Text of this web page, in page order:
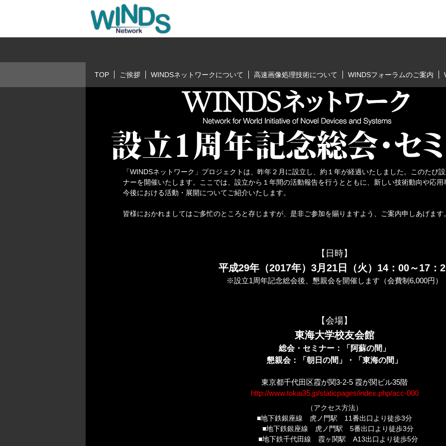
TOP ご挨拶 WINDSネットワークについて 高速画像処理技術について WINDSフォーラムのご案内
「WINDSネットワーク」プロジェクトは、昨年２月に設立し、約１年が経過いたしました。このたび
ナーを開催いたします。ここでは、設立から１年間の活動報告を行うとともに、新しい技術動向や応
今後における活動・展開についてご紹介いたします。
皆様におかれましてはご多忙のところと存じますが、是非ご参加を賜りますよう、ご案内申しあげます
【日時】
平成29年（2017年）3月21日（火）14：00～17：
※設立1周年記念総会後、懇親会を開催します（会費制6,000円）
【会場】
東海大学校友会館
総会・セミナー：「阿蘇の間」
懇親会：「朝日の間」・「東海の間」
東京都千代田区霞が関3-2-5 霞が関ビル35階
http://www.tokai35.jp/staticpages/index.php/acc-000
（アクセス方法）
■地下鉄銀座線 虎ノ門駅 11番出口より徒歩3分
■地下鉄銀座線 虎ノ門駅 5番出口より徒歩3分
■地下鉄千代田線 霞ヶ関駅 A13出口より徒歩5分